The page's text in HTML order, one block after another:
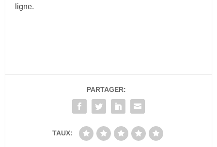
ligne.
PARTAGER:
TAUX: